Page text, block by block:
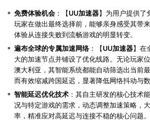
免费体验机会 ：【UU加速器】为用户提供了
玩家在做出最终选择前，能够亲身感受其带
体验从连接失败到流畅游戏的明显转变。
遍布全球的专属加速网络 ：【UU加速器】在
大的加速节点并铺设了优化线路。无论玩家
澳大利亚，其智能系统都能自动筛选出当前
而有效缩减跨国延迟，显著降低网络抖动与数
智能延迟优化技术 ：其自主研发的核心技术
况与特定游戏的需求，动态调整加速策略，
率，精准应对高延迟与连接不稳的核心问题。